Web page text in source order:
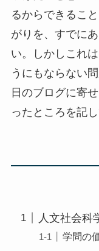
るからできるこ
がりを、すでに
い。しかしこれ
うにもならない
日のブログに寄
ったところを記し
人文社会科
学問の